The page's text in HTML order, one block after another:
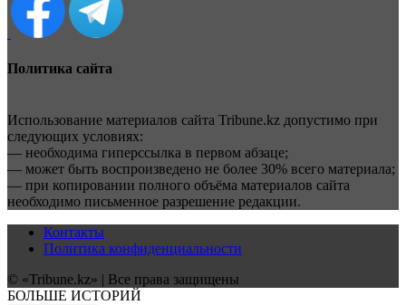
Политика сайта
Использование материалов сайта Tribune.kz допустимо при
следующих условиях:
— необходима гиперссылка в первом абзаце;
— может быть воспроизведено не более 30% всего материала;
— при копировании полного объёма материалов сайта
необходимо письменное разрешение редакции.
Контакты
Политика конфиденциальности
© «Tribune.kz» | Все права защищены
БОЛЬШЕ ИСТОРИЙ